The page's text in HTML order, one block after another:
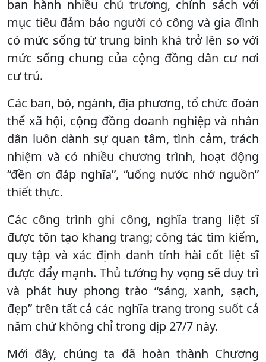
ban hành nhiều chủ trương, chính sách với
mục tiêu đảm bảo người có công và gia đình
có mức sống từ trung bình khá trở lên so với
mức sống chung của cộng đồng dân cư nơi
cư trú.
Các ban, bộ, ngành, địa phương, tổ chức đoàn
thể xã hội, cộng đồng doanh nghiệp và nhân
dân luôn dành sự quan tâm, tình cảm, trách
nhiệm và có nhiều chương trình, hoạt động
“đền ơn đáp nghĩa”, “uống nước nhớ nguồn”
thiết thực.
Các công trình ghi công, nghĩa trang liệt sĩ
được tôn tạo khang trang; công tác tìm kiếm,
quy tập và xác định danh tính hài cốt liệt sĩ
được đẩy mạnh. Thủ tướng hy vọng sẽ duy trì
và phát huy phong trào “sáng, xanh, sạch,
đẹp” trên tất cả các nghĩa trang trong suốt cả
năm chứ không chỉ trong dịp 27/7 này.
Mới đây, chúng ta đã hoàn thành Chương